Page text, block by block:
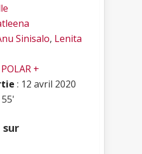
Sinisalo, Lenita
POLAR +
: 12 avril 2020
55'
sur